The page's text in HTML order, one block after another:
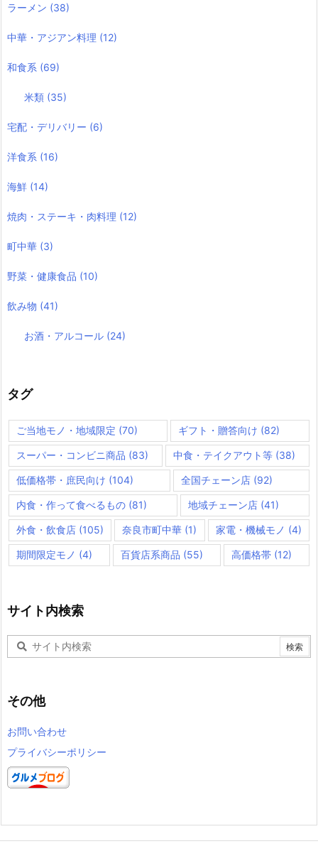
ラーメン (38)
中華・アジアン料理 (12)
和食系 (69)
米類 (35)
宅配・デリバリー (6)
洋食系 (16)
海鮮 (14)
焼肉・ステーキ・肉料理 (12)
町中華 (3)
野菜・健康食品 (10)
飲み物 (41)
お酒・アルコール (24)
タグ
ご当地モノ・地域限定 (70) ギフト・贈答向け (82)
スーパー・コンビニ商品 (83) 中食・テイクアウト等 (38)
低価格帯・庶民向け (104) 全国チェーン店 (92)
内食・作って食べるもの (81) 地域チェーン店 (41)
外食・飲食店 (105) 奈良市町中華 (1) 家電・機械モノ (4)
期間限定モノ (4) 百貨店系商品 (55) 高価格帯 (12)
サイト内検索
その他
お問い合わせ
プライバシーポリシー